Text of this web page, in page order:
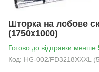
Шторка на лобове
(1750x1000)
Готово до відправки менше
Код: HG-002/FD3218XXXL